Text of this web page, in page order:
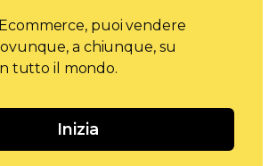
puoi vendere
a chiunque, su
tutto il mondo.
Inizia